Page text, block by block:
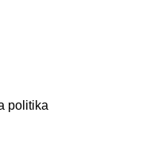
politika